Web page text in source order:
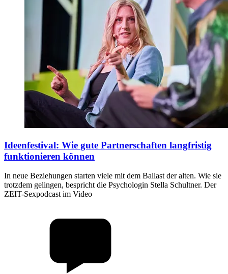
Ideenfestival: Wie gute Partnerschaften langfristig
funktionieren können
In neue Beziehungen starten viele mit dem Ballast der alten. Wie sie
trotzdem gelingen, bespricht die Psychologin Stella Schultner. Der
ZEIT-Sexpodcast im Video